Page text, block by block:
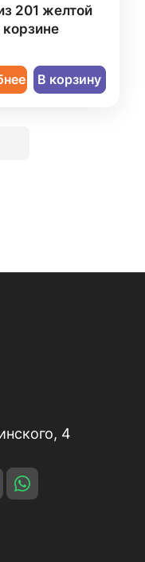
201 желтой
В корзину
4